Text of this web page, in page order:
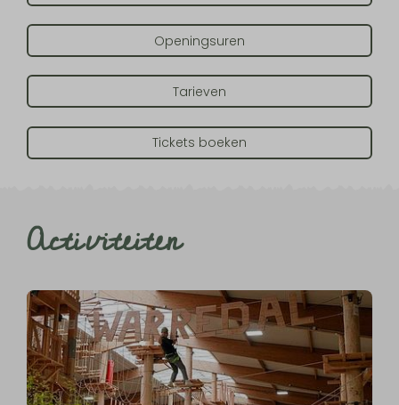
Openingsuren
Tarieven
Tickets boeken
Activiteiten